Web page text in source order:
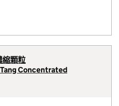
縮顆粒
Tang Concentrated